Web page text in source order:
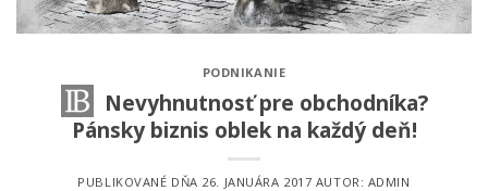
PODNIKANIE
Nevyhnutnosť pre obchodníka?
Pánsky biznis oblek na každý deň!
PUBLIKOVANÉ DŇA 26. JANUÁRA 2017 AUTOR: ADMIN